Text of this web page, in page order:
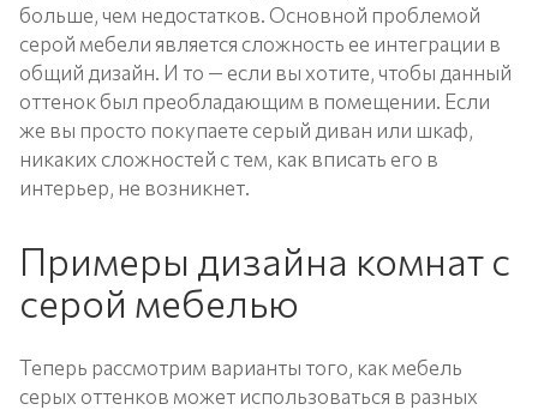
больше, чем недостатков. Основной проблемой
серой мебели является сложность ее интеграции в
общий дизайн. И то — если вы хотите, чтобы данный
оттенок был преобладающим в помещении. Если
же вы просто покупаете серый диван или шкаф,
никаких сложностей с тем, как вписать его в
интерьер, не возникнет.
Примеры дизайна комнат с
серой мебелью
Теперь рассмотрим варианты того, как мебель
серых оттенков может использоваться в разных